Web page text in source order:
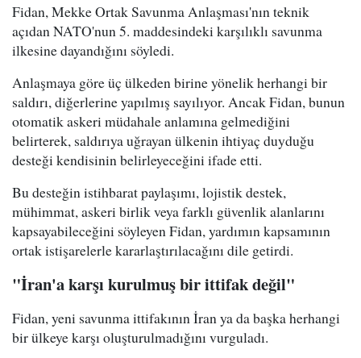
Fidan, Mekke Ortak Savunma Anlaşması'nın teknik
açıdan NATO'nun 5. maddesindeki karşılıklı savunma
ilkesine dayandığını söyledi.
Anlaşmaya göre üç ülkeden birine yönelik herhangi bir
saldırı, diğerlerine yapılmış sayılıyor. Ancak Fidan, bunun
otomatik askeri müdahale anlamına gelmediğini
belirterek, saldırıya uğrayan ülkenin ihtiyaç duyduğu
desteği kendisinin belirleyeceğini ifade etti.
Bu desteğin istihbarat paylaşımı, lojistik destek,
mühimmat, askeri birlik veya farklı güvenlik alanlarını
kapsayabileceğini söyleyen Fidan, yardımın kapsamının
ortak istişarelerle kararlaştırılacağını dile getirdi.
"İran'a karşı kurulmuş bir ittifak değil"
Fidan, yeni savunma ittifakının İran ya da başka herhangi
bir ülkeye karşı oluşturulmadığını vurguladı.